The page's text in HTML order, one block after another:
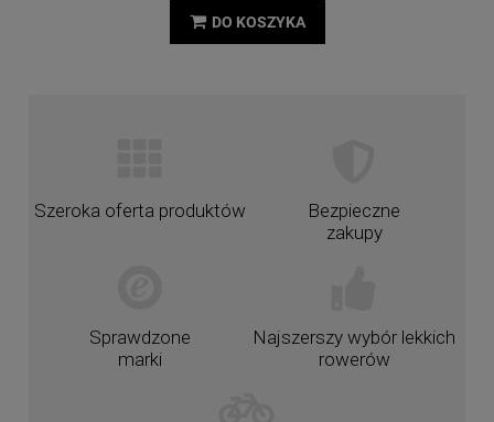
DO KOSZYKA
Szeroka oferta produktów
Bezpieczne
zakupy
Sprawdzone
marki
Najszerszy wybór lekkich
rowerów